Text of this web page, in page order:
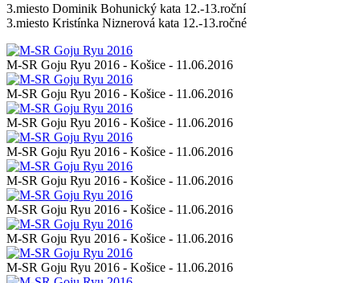
3.miesto Dominik Bohunický kata 12.-13.roční
3.miesto Kristínka Niznerová kata 12.-13.ročné
M-SR Goju Ryu 2016 - Košice - 11.06.2016
M-SR Goju Ryu 2016 - Košice - 11.06.2016
M-SR Goju Ryu 2016 - Košice - 11.06.2016
M-SR Goju Ryu 2016 - Košice - 11.06.2016
M-SR Goju Ryu 2016 - Košice - 11.06.2016
M-SR Goju Ryu 2016 - Košice - 11.06.2016
M-SR Goju Ryu 2016 - Košice - 11.06.2016
M-SR Goju Ryu 2016 - Košice - 11.06.2016